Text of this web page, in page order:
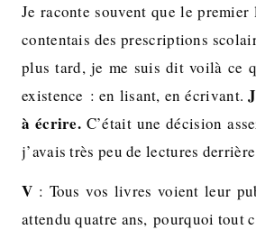
Je raconte souvent que le
contentais des prescriptions
plus tard, je me suis dit voilà ce
existence : en lisant, en écrivant.
à écrire. C’était une décision
j’avais très peu de lectures
V : Tous vos livres voient leur
attendu quatre ans, pourquoi tout